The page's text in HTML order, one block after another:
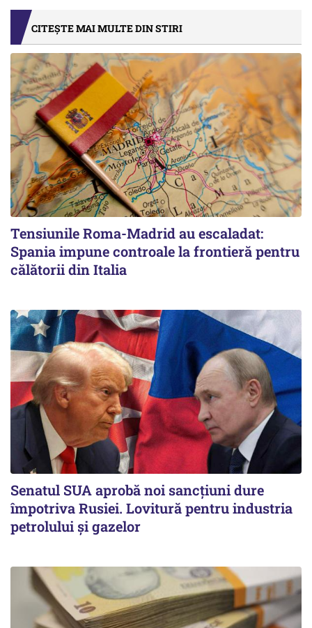
CITEȘTE MAI MULTE DIN STIRI
Tensiunile Roma-Madrid au escaladat:
Spania impune controale la frontieră pentru
călătorii din Italia
Senatul SUA aprobă noi sancțiuni dure
împotriva Rusiei. Lovitură pentru industria
petrolului și gazelor